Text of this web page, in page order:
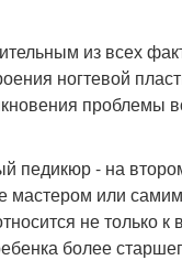
из всех
ногтевой
проблемы
педикюр - на
мастером или
не только
более